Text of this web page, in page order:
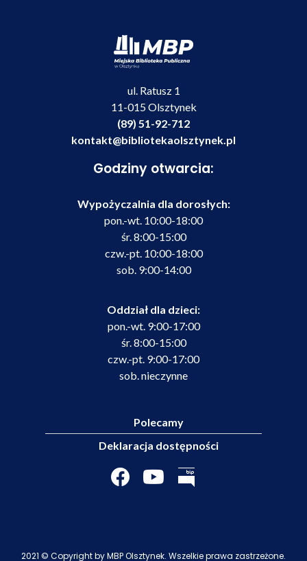
ul. Ratusz 1
11-015 Olsztynek
(89) 51-92-712
kontakt@bibliotekaolsztynek.pl
Godziny otwarcia:
Wypożyczalnia dla dorosłych:
pon.-wt. 10:00-18:00
śr. 8:00-15:00
czw.-pt. 10:00-18:00
sob. 9:00-14:00
Oddział dla dzieci:
pon.-wt. 9:00-17:00
śr. 8:00-15:00
czw.-pt. 9:00-17:00
sob. nieczynne
Polecamy
Deklaracja dostępności
2021 © Copyright by MBP Olsztynek. Wszelkie prawa zastrzeżone.